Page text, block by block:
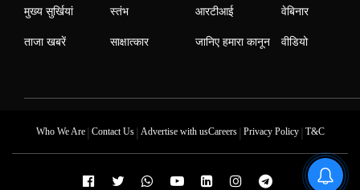
मुख्य सुर्खियां
ताजा खबरें
स्तंभ
साक्षात्कार
आरटीआई
जानिए हमारा कानून
वेबिनार
वीडियो
Who We Are| Contact Us| Advertise with usCareers| Privacy Policy| T&C